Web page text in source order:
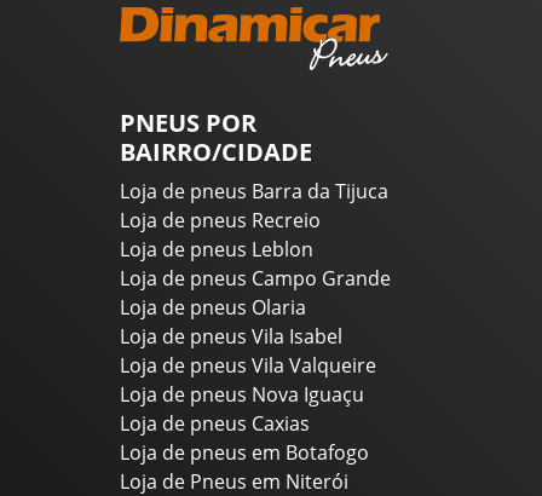
PNEUS POR
BAIRRO/CIDADE
Loja de pneus Barra da Tijuca
Loja de pneus Recreio
Loja de pneus Leblon
Loja de pneus Campo Grande
Loja de pneus Olaria
Loja de pneus Vila Isabel
Loja de pneus Vila Valqueire
Loja de pneus Nova Iguaçu
Loja de pneus Caxias
Loja de pneus em Botafogo
Loja de Pneus em Niterói